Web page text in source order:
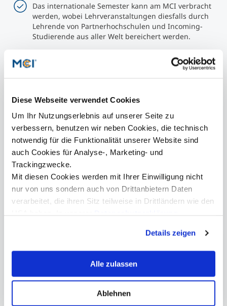
Diese Webseite verwendet Cookies
Um Ihr Nutzungserlebnis auf unserer Seite zu
verbessern, benutzen wir neben Cookies, die technisch
notwendig für die Funktionalität unserer Website sind
auch Cookies für Analyse-, Marketing- und
Trackingzwecke.
Mit diesen Cookies werden mit Ihrer Einwilligung nicht
nur von uns sondern auch von Drittanbietern Daten
verarbeitet, die ihren Sitz teilweise in Drittländern wie den
erklären Ihnen genau, was eine Datenübermittlung in die
USA bedeuten kann.
Details zeigen
Alle zulassen
Ablehnen
Das internationale Semester kann am MCI verbracht
werden, wobei Lehrveranstaltungen diesfalls durch
Lehrende von Partnerhochschulen und Incoming-
Studierende aus aller Welt bereichert werden.
Ein Austauschsemester kann an vom MCI
ausgewählten und staatlich anerkannten
Des Weiteren ist eine Freemover-Option durch
selbständige Organisierung des Auslandssemesters
an Hochschulen, die keine Partner des MCI sind,
durch die Studierenden selbst möglich, wenn eine
spezifische Hochschule angestrebt wird
(Voraussetzung: Abstimmung des Studieninhaltes
mit dem MCI).
Senior Study Affairs & Project Manager
renate.gruber@mci.edu